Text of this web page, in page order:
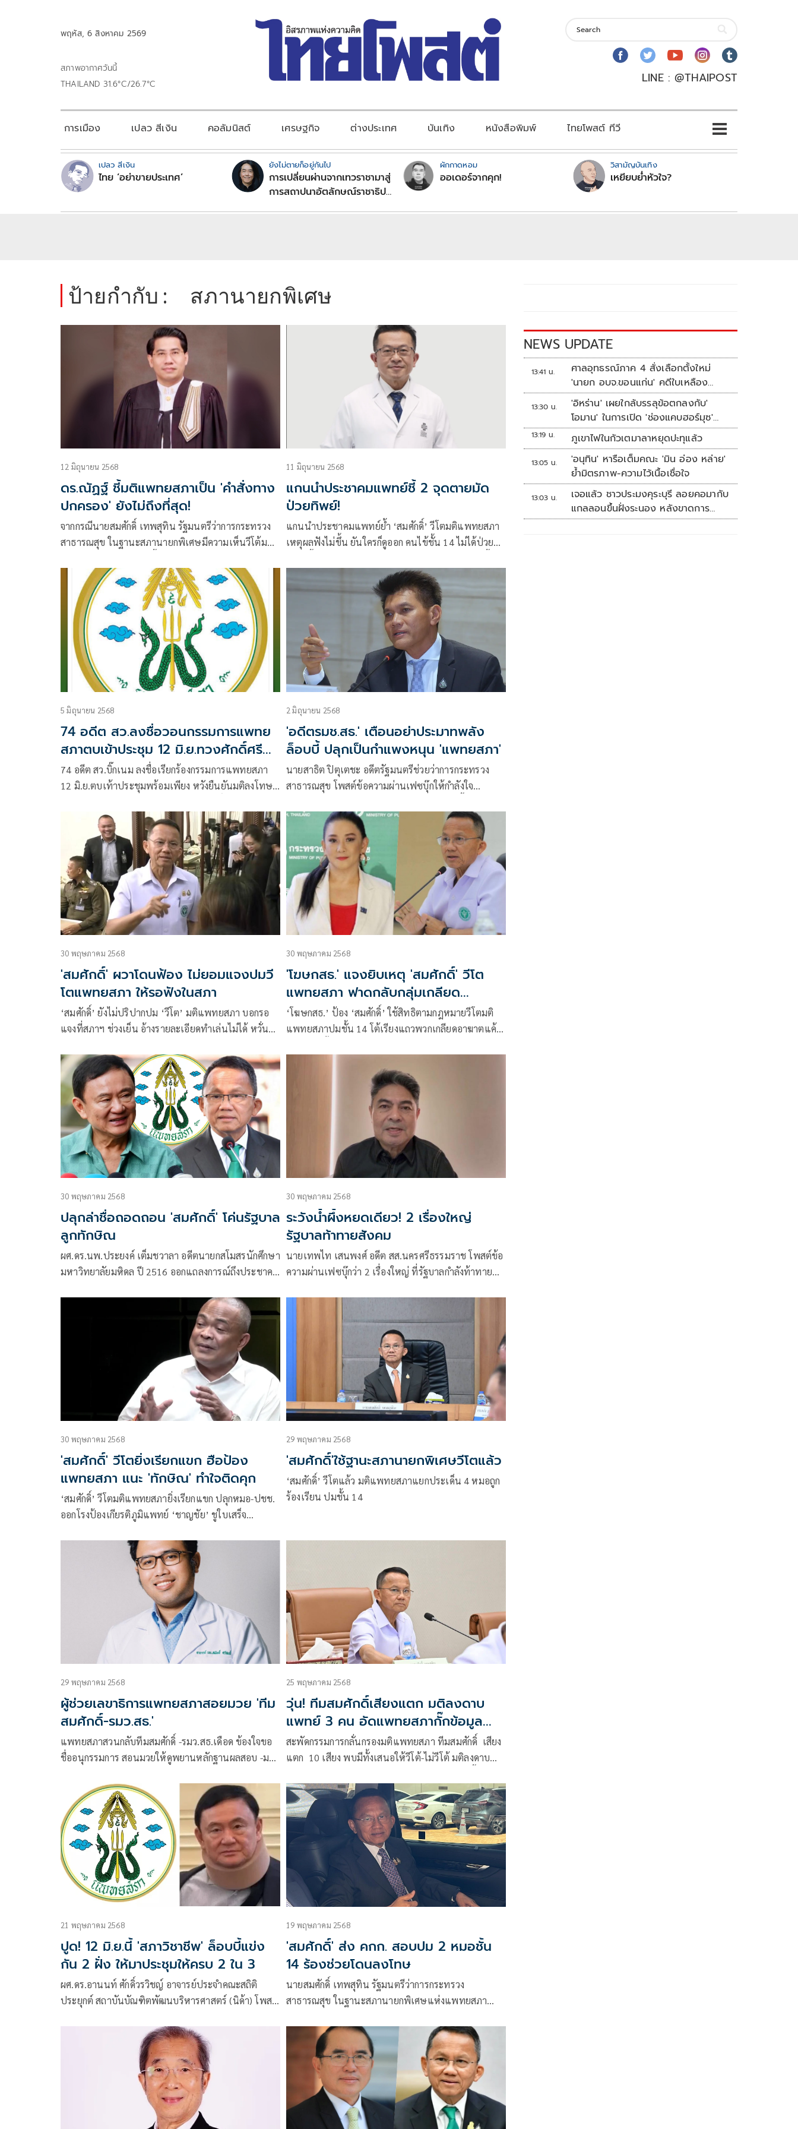
พฤหัส, 6 สิงหาคม 2569
สภาพอากาศวันนี้
THAILAND 31.6°C/26.7°C
LINE : @THAIPOST
การเมือง เปลว สีเงิน คอลัมนิสต์ เศรษฐกิจ ต่างประเทศ บันเทิง หนังสือพิมพ์ ไทยโพสต์ ทีวี
เปลว สีเงิน
ไทย ‘อย่าขายประเทศ’
ยังไม่ตายก็อยู่กันไป
การเปลี่ยนผ่านจากเทวราชามาสู่
การสถาปนาอัตลักษณ์ราชาธิป
ผักกาดหอม
ออเดอร์จากคุก!
วิสามัญบันเทิง
เหยียบย่ำหัวใจ?
ป้ายกำกับ : สภานายกพิเศษ
12 มิถุนายน 2568
ดร.ณัฏฐ์ ชี้มติแพทยสภาเป็น 'คำสั่งทาง
ปกครอง' ยังไม่ถึงที่สุด!
จากกรณีนายสมศักดิ์ เทพสุทิน รัฐมนตรีว่าการกระทรวง
สาธารณสุข ในฐานะสภานายกพิเศษมีความเห็นวีโต้มติ
เอกฉันท์
11 มิถุนายน 2568
แกนนำประชาคมแพทย์ชี้ 2 จุดตายมัด
ป่วยทิพย์!
แกนนำประชาคมแพทย์ย้ำ ‘สมศักดิ์’ วีโตมติแพทยสภา
เหตุผลฟังไม่ขึ้น ยันใครก็ดูออก คนไข้ชั้น 14 ไม่ได้ป่วย
หลักฐานทางอ้อม ใบเสร็จ รพ.ตำรวจ-ปริศนาแพทย์เวร
5 มิถุนายน 2568
74 อดีต สว.ลงชื่อวอนกรรมการแพทย
สภาตบเข้าประชุม 12 มิ.ย.ทวงศักดิ์ศรี
วงการแพทย์
74 อดีต สว.บิ๊กเนม ลงชื่อเรียกร้องกรรมการแพทยสภา
12 มิ.ย.ตบเท้าประชุมพร้อมเพียง หวังยืนยันมติลงโทษ
แพทย์ จารึกถึงหมอรุ่นหลัง
2 มิถุนายน 2568
'อดีตรมช.สธ.' เตือนอย่าประมาทพลัง
ล็อบบี้ ปลุกเป็นกำแพงหนุน 'แพทยสภา'
นายสาธิต ปิตุเตชะ อดีตรัฐมนตรีช่วยว่าการกระทรวง
สาธารณสุข โพสต์ข้อความผ่านเฟซบุ๊กให้กำลังใจ
ยืนยันมติการลงโทษทางจริยธรรมแพทย์ 3 คน ที่รักษา
นายทักษิณ ชินวัตร
30 พฤษภาคม 2568
'สมศักดิ์' ผวาโดนฟ้อง ไม่ยอมแจงปมวี
โตแพทยสภา ให้รอฟังในสภา
‘สมศักดิ์’ ยังไม่ปริปากปม ‘วีโต’ มติแพทยสภา บอกรอ
แจงที่สภาฯ ช่วงเย็น อ้างรายละเอียดทำเล่นไม่ได้ หวั่น
30 พฤษภาคม 2568
'โฆษกสธ.' แจงยิบเหตุ 'สมศักดิ์' วีโต
แพทยสภา ฟาดกลับกลุ่มเกลียด
'ทักษิณ'
‘โฆษกสธ.’ ป้อง ‘สมศักดิ์’ ใช้สิทธิตามกฎหมายวีโตมติ
แพทยสภาปมชั้น 14 โต้เรียงแถวพวกเกลียดอาฆาตแค้น
30 พฤษภาคม 2568
ปลุกล่าชื่อถอดถอน 'สมศักดิ์' โค่นรัฐบาล
ลูกทักษิณ
ผศ.ดร.นพ.ประยงค์ เต็มชวาลา อดีตนายกสโมสรนักศึกษา
มหาวิทยาลัยมหิดล ปี 2516 ออกแถลงการณ์ถึงประชาคม
30 พฤษภาคม 2568
ระวังน้ำผึ้งหยดเดียว! 2 เรื่องใหญ่
รัฐบาลท้าทายสังคม
นายเทพไท เสนพงศ์ อดีต สส.นครศรีธรรมราช โพสต์ข้อ
ความผ่านเฟซบุ๊กว่า 2 เรื่องใหญ่ ที่รัฐบาลกำลังท้าทาย
30 พฤษภาคม 2568
'สมศักดิ์' วีโตยิ่งเรียกแขก ฮือป้อง
แพทยสภา แนะ 'ทักษิณ' ทำใจติดคุก
‘สมศักดิ์’ วีโตมติแพทยสภายิ่งเรียกแขก ปลุกหมอ-ปชช.
ออกโรงป้องเกียรติภูมิแพทย์ ‘ชาญชัย’ ชูใบเสร็จ
ลำบากสั่งจับพ่อ-บังคับอาชดใช้หมื่นล้าน
29 พฤษภาคม 2568
'สมศักดิ์'ใช้ฐานะสภานายกพิเศษวีโตแล้ว
‘สมศักดิ์’ วีโตแล้ว มติแพทยสภาแยกประเด็น 4 หมอถูก
ร้องเรียน ปมชั้น 14
29 พฤษภาคม 2568
ผู้ช่วยเลขาธิการแพทยสภาสอยมวย 'ทีม
สมศักดิ์-รมว.สธ.'
แพทยสภาสวนกลับทีมสมศักดิ์ -รมว.สธ.เดือด ข้องใจขอ
ชื่ออนุกรรมการ สอนมวยให้ดูพยานหลักฐานผลสอบ -มติ
25 พฤษภาคม 2568
วุ่น! ทีมสมศักดิ์เสียงแตก มติลงดาบ
แพทย์ 3 คน อัดแพทยสภากั๊กข้อมูล
ตัดสินใจยาก
สะพัดกรรมการกลั่นกรองมติแพทยสภา ทีมสมศักดิ์ เสียง
แตก 10 เสียง พบมีทั้งเสนอให้วีโต้-ไม่วีโต้ มติลงดาบ
แพทยสภา กั๊กข้อมูล ทำให้ตัดสินใจยาก
21 พฤษภาคม 2568
ปูด! 12 มิ.ย.นี้ 'สภาวิชาชีพ' ล็อบบี้แข่ง
กัน 2 ฝั่ง ให้มาประชุมให้ครบ 2 ใน 3
ผศ.ดร.อานนท์ ศักดิ์วรวิชญ์ อาจารย์ประจำคณะสถิติ
ประยุกต์ สถาบันบัณฑิตพัฒนบริหารศาสตร์ (นิด้า) โพสต์
19 พฤษภาคม 2568
'สมศักดิ์' ส่ง คกก. สอบปม 2 หมอชั้น
14 ร้องช่วยโดนลงโทษ
นายสมศักดิ์ เทพสุทิน รัฐมนตรีว่าการกระทรวง
สาธารณสุข ในฐานะสภานายกพิเศษแห่งแพทยสภา
NEWS UPDATE
13:41 น.
ศาลอุทธรณ์ภาค 4 สั่งเลือกตั้งใหม่
'นายก อบจ.ขอนแก่น' คดีใบเหลือง
'วัฒนา ช่างเหลา'
13:30 น.
'อิหร่าน' เผยใกล้บรรลุข้อตกลงกับ'
โอมาน' ในการเปิด 'ช่องแคบฮอร์มุซ'
แล้ว แต่การเปิดขึ้นอยู่กับสหรัฐฯ
13:19 น. ภูเขาไฟในกัวเตมาลาหยุดปะทุแล้ว
13:05 น.
'อนุทิน' หารือเต็มคณะ 'มิน อ่อง หล่าย'
ย้ำมิตรภาพ-ความไว้เนื้อเชื่อใจ
13:03 น.
เจอแล้ว ชาวประมงคุระบุรี ลอยคอมากับ
แกลลอนขึ้นฝั่งระนอง หลังขาดการ
ติดต่อหลายวัน